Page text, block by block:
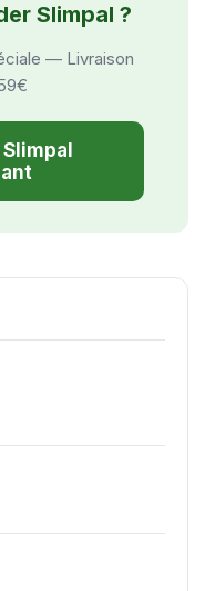
Slimpal ?
— Livraison